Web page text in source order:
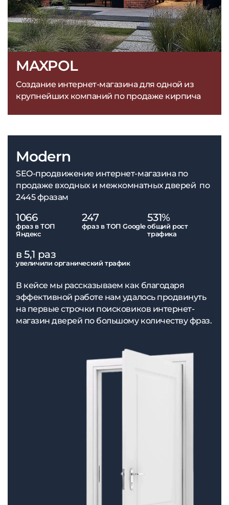
Modern
SEO-продвижение интернет-магазина по
продаже входных и межкомнатных дверей по
2445 фразам
1066
фраз в ТОП
Яндекс
247
фраз в ТОП Google
531%
общий рост
трафика
в 5,1 раз
увеличили органический трафик
В кейсе мы рассказываем как благодаря
эффективной работе нам удалось продвинуть
на первые строчки поисковиков интернет-
магазин дверей по большому количеству фраз.
MAXPOL
Создание интернет-магазина для одной из
крупнейших компаний по продаже кирпича